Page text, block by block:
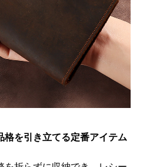
格を引き立てる定番アイテム